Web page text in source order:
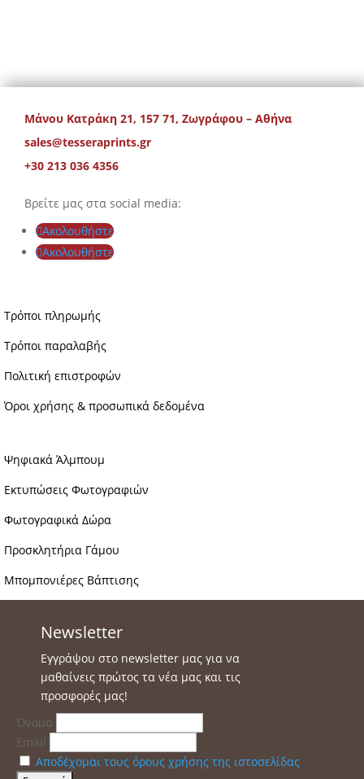
Μάνου Κατράκη 21, 157 71, Ζωγράφου – Αθήνα
sales@tesseraprints.gr
+30 213 036 4356
Βρείτε μας στα social media:
Ακολουθήστε
Ακολουθήστε
Τρόποι πληρωμής
Τρόποι παραλαβής
Πολιτική επιστροφών
Όροι χρήσης & προσωπικά δεδομένα
Ψηφιακά Άλμπουμ
Εκτυπώσεις Φωτογραφιών
Φωτογραφικά Δώρα
Προσκλητήρια Γάμου
Μπομπονιέρες Βάπτισης
Newsletter
Εγγράψου στο newsletter μας για να
μαθαίνεις πρώτος τα νέα μας και τις
προσφορές μας!
Όνομα
Email
Αποδέχομαι τους όρους χρήσης της ιστοσελίδας